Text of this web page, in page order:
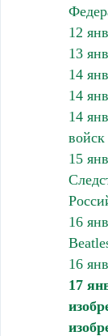
12
13
14
14
14
15
16
16
17